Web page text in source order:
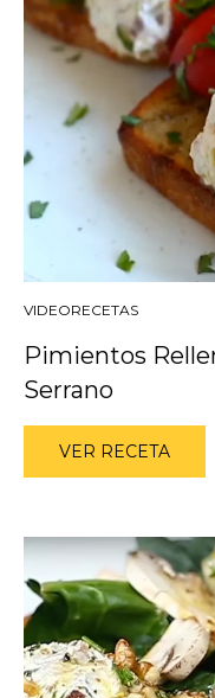
VIDEORECETAS
Pimientos
Serrano
VER RECETA